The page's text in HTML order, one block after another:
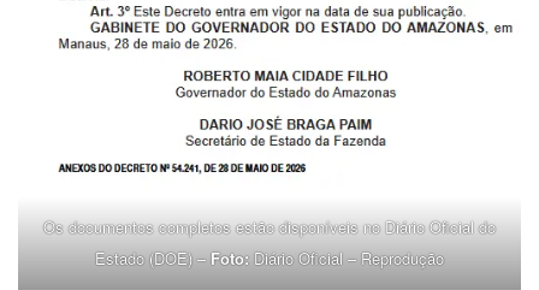
Os documentos completos estão disponíveis no Diário Oficial do
Estado (DOE) –Foto: Diário Oficial – Reprodução